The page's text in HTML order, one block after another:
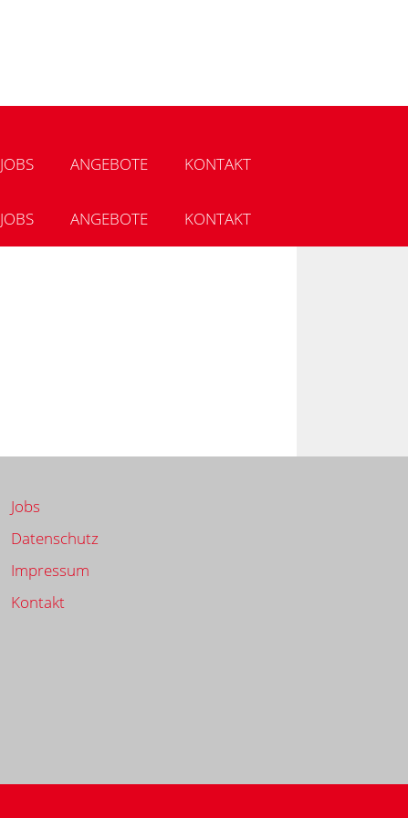
JOBS ANGEBOTE KONTAKT
JOBS ANGEBOTE KONTAKT
Jobs
Datenschutz
Impressum
Kontakt